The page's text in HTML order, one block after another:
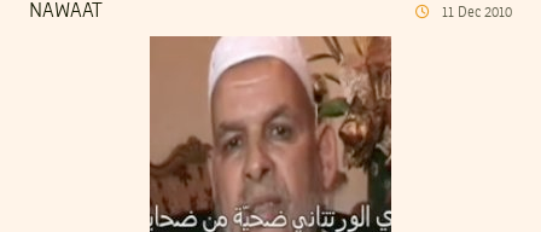
NAWAAT 11 Dec 2010